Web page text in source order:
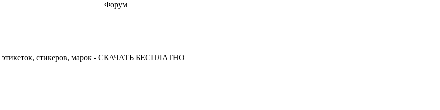
Форум
этикеток, стикеров, марок - СКАЧАТЬ БЕСПЛАТНО